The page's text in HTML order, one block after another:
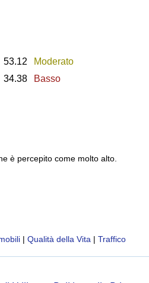
53.12
Moderato
34.38 Basso
è percepito come molto alto.
| Qualità della Vita | Traffico